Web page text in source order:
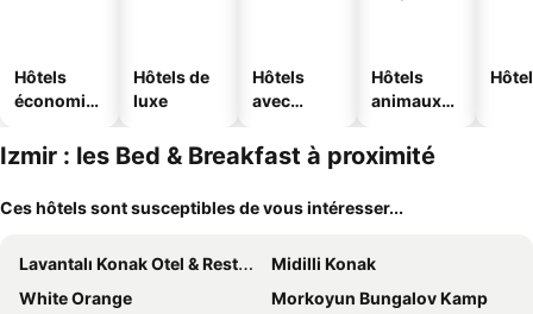
Hôtels
économiq
Hôtels de
luxe
Hôtels
avec
Hôtels
animaux
Izmir : les Bed & Breakfast à proximité
Ces hôtels sont susceptibles de vous intéresser...
Lavantalı Konak Otel & Restoran
Midilli Konak
White Orange
Morkoyun Bungalov Kamp